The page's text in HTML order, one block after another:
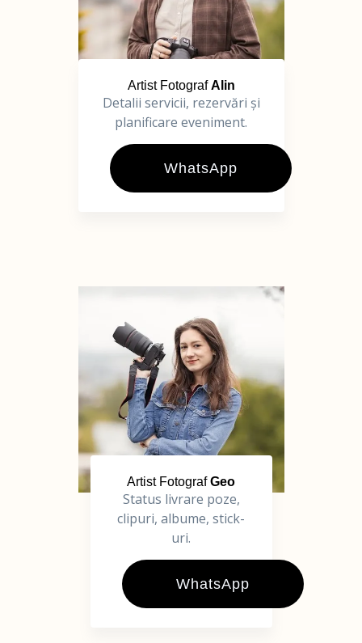
Artist FotografAlin
Detalii servicii, rezervări și
planificare eveniment.
WhatsApp
Artist FotografGeo
Status livrare poze,
clipuri, albume, stick-
uri.
WhatsApp